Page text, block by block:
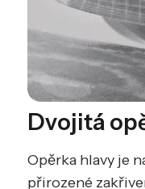
Dvojitá
Opěrka hlavy je
přirozené